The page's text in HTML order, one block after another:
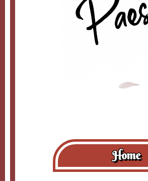
Home